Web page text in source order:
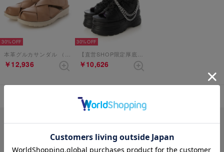
30%
￥12,936
30%
￥10,626